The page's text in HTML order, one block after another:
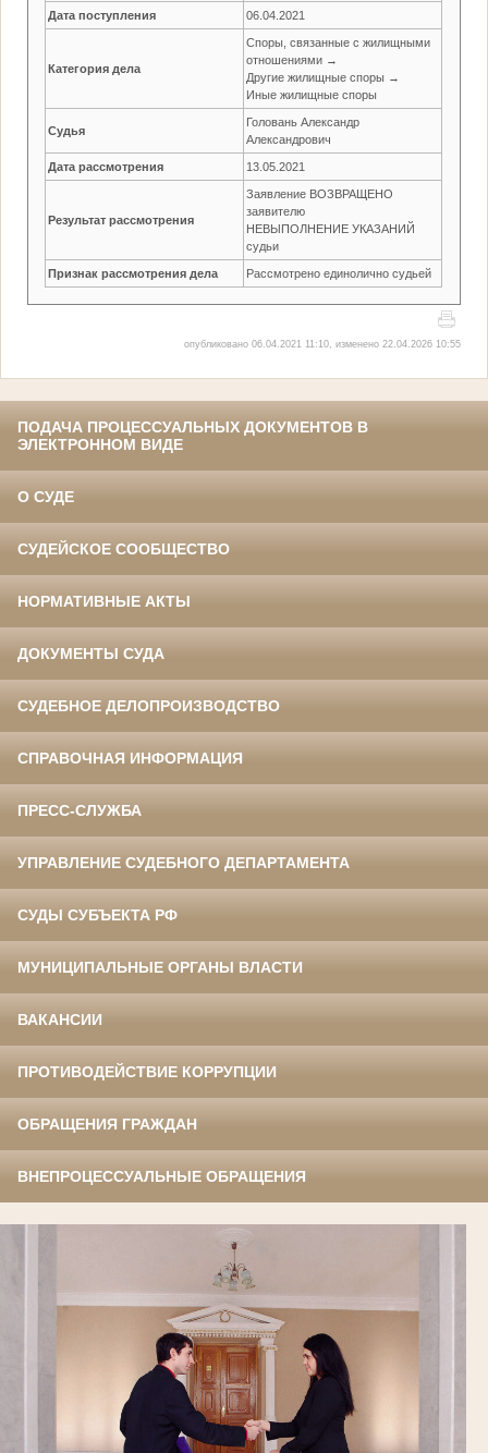
Дата поступления 06.04.2021
Категория дела
Споры, связанные с жилищными
отношениями →
Другие жилищные споры →
Иные жилищные споры
Судья
Головань Александр
Александрович
Дата рассмотрения 13.05.2021
Результат рассмотрения
Заявление ВОЗВРАЩЕНО
заявителю
НЕВЫПОЛНЕНИЕ УКАЗАНИЙ
судьи
Признак рассмотрения дела Рассмотрено единолично судьей
опубликовано 06.04.2021 11:10, изменено 22.04.2026 10:55
ПОДАЧА ПРОЦЕССУАЛЬНЫХ ДОКУМЕНТОВ В
ЭЛЕКТРОННОМ ВИДЕ
О СУДЕ
СУДЕЙСКОЕ СООБЩЕСТВО
НОРМАТИВНЫЕ АКТЫ
ДОКУМЕНТЫ СУДА
СУДЕБНОЕ ДЕЛОПРОИЗВОДСТВО
СПРАВОЧНАЯ ИНФОРМАЦИЯ
ПРЕСС-СЛУЖБА
УПРАВЛЕНИЕ СУДЕБНОГО ДЕПАРТАМЕНТА
СУДЫ СУБЪЕКТА РФ
МУНИЦИПАЛЬНЫЕ ОРГАНЫ ВЛАСТИ
ВАКАНСИИ
ПРОТИВОДЕЙСТВИЕ КОРРУПЦИИ
ОБРАЩЕНИЯ ГРАЖДАН
ВНЕПРОЦЕССУАЛЬНЫЕ ОБРАЩЕНИЯ